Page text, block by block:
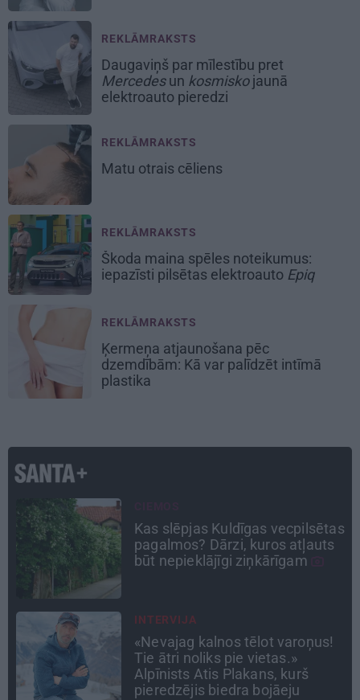
REKLĀMRAKSTS
Daugaviņš par mīlestību pret
Mercedesun kosmiskojaunā
elektroauto pieredzi
REKLĀMRAKSTS
Matu otrais cēliens
REKLĀMRAKSTS
Škoda maina spēles noteikumus:
iepazīsti pilsētas elektroauto Epiq
REKLĀMRAKSTS
Ķermeņa atjaunošana pēc
dzemdībām: Kā var palīdzēt intīmā
plastika
Mūsdienu epidēmija –
pieskārienu bads. Kāpēc
platonisks glāsts reizēm ir
ATRADUMS
Virziens – jūra: Lauderu
ģimenes bezbēdīgi laiskā miera
osta Pūrciemā